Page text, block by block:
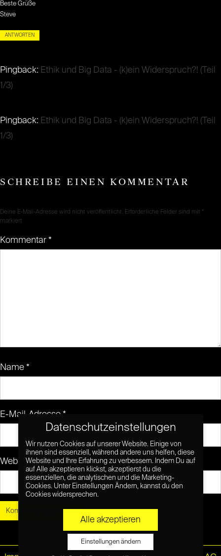
Beste Grüße
Steve
ANTWORTEN
Pingback: Ethik und Big Data - (k)ein Widerspruch?! (Teil
1/3)
Pingback: Ethik und Big Data - (k)ein Widerspruch?! (Teil
1/3)
SCHREIBE EINEN KOMMENTAR
Deine E-Mail-Adresse wird nicht veröffentlicht. Erforderliche Felder sind mit *
markiert
Kommentar *
Name *
E-Mail-Adresse *
Website
Datenschutzeinstellungen
Wir nutzen Cookies auf unserer Website. Einige von
ihnen sind essenziell, während andere uns helfen, diese
Website und Ihre Erfahrung zu verbessern. Indem Du auf
auf Alle akzeptieren klickst, akzeptierst du die
essenziellen, die analytischen und die Marketing-
Cookies. Unter Einstellungen Ändern, kannst du den
Cookies widersprechen.
Alle akzeptieren
Einstellungen ändern